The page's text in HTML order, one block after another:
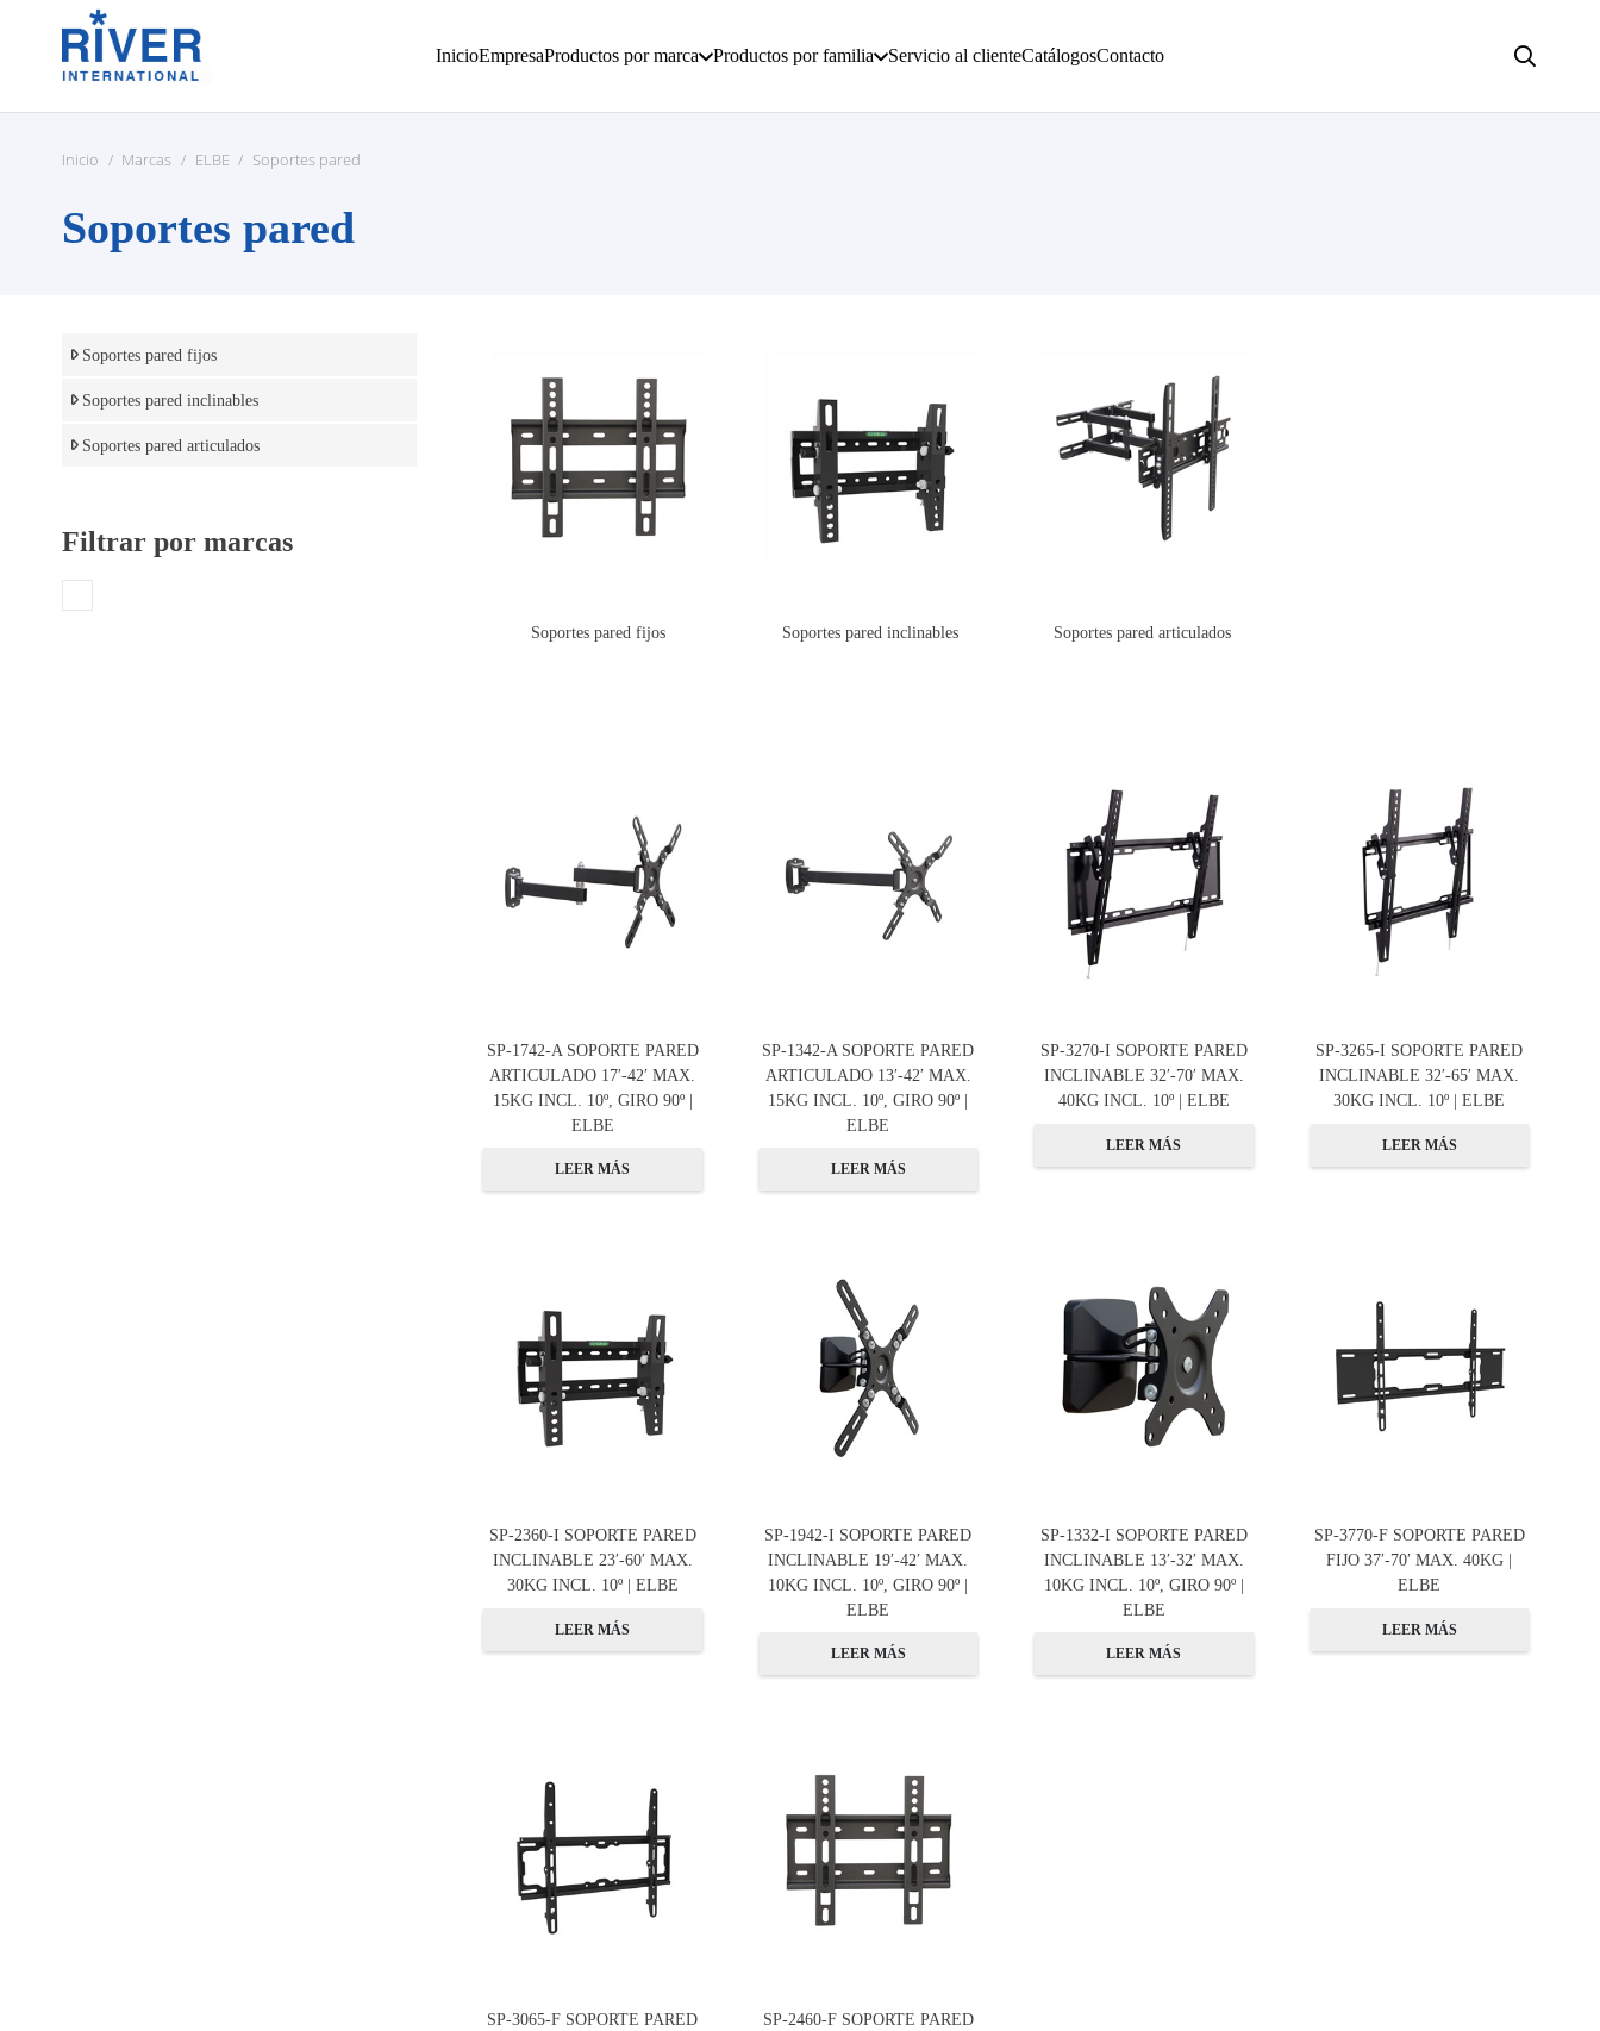
InicioEmpresaProductos por marca Productos por familia Servicio al clienteCatálogosContacto
Inicio / Marcas / ELBE / Soportes pared
Soportes pared
Soportes pared fijos
Soportes pared inclinables
Soportes pared articulados
Filtrar por marcas
Soportes pared fijos Soportes pared inclinables Soportes pared articulados
SP-1742-A SOPORTE PARED
ARTICULADO 17′-42′ MAX.
15KG INCL. 10º, GIRO 90º |
ELBE
LEER MÁS
SP-1342-A SOPORTE PARED
ARTICULADO 13′-42′ MAX.
15KG INCL. 10º, GIRO 90º |
ELBE
LEER MÁS
SP-3270-I SOPORTE PARED
INCLINABLE 32′-70′ MAX.
40KG INCL. 10º | ELBE
LEER MÁS
SP-3265-I SOPORTE PARED
INCLINABLE 32′-65′ MAX.
30KG INCL. 10º | ELBE
LEER MÁS
SP-2360-I SOPORTE PARED
INCLINABLE 23′-60′ MAX.
30KG INCL. 10º | ELBE
LEER MÁS
SP-1942-I SOPORTE PARED
INCLINABLE 19′-42′ MAX.
10KG INCL. 10º, GIRO 90º |
ELBE
LEER MÁS
SP-1332-I SOPORTE PARED
INCLINABLE 13′-32′ MAX.
10KG INCL. 10º, GIRO 90º |
ELBE
LEER MÁS
SP-3770-F SOPORTE PARED
FIJO 37′-70′ MAX. 40KG |
ELBE
LEER MÁS
SP-3065-F SOPORTE PARED
SP-2460-F SOPORTE PARED